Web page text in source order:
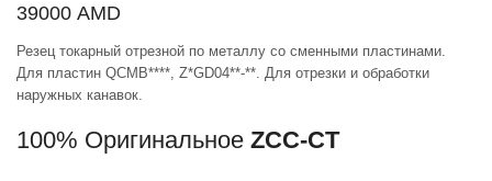
39000 AMD
Резец токарный отрезной по металлу со сменными пластинами.
Для пластин QCMB****, Z*GD04**-**. Для отрезки и обработки
наружных канавок.
100% Оригинальное ZCC-CT